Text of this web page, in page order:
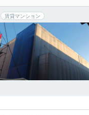
賃貸マンション